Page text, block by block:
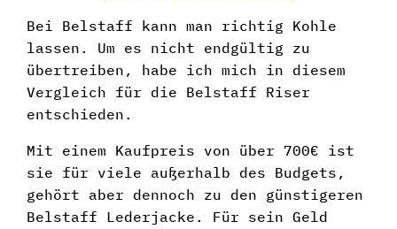
Bei Belstaff kann man richtig Kohle
lassen. Um es nicht endgültig zu
übertreiben, habe ich mich in diesem
Vergleich für die Belstaff Riser
entschieden.
Mit einem Kaufpreis von über 700€ ist
sie für viele außerhalb des Budgets,
gehört aber dennoch zu den günstigeren
Belstaff Lederjacke. Für sein Geld